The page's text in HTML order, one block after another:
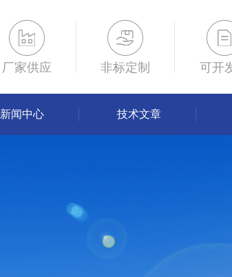
厂家供应 非标定制 可开
新闻中心 技术文章